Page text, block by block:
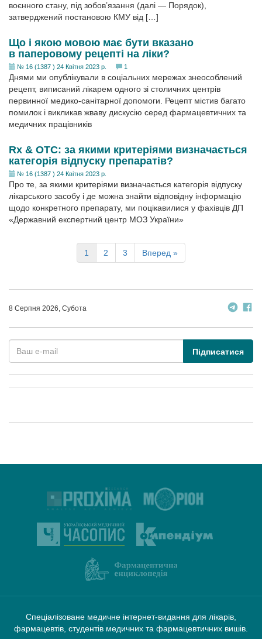
воєнного стану, під зобов’язання (далі — Порядок),
затверджений постановою КМУ від […]
Що і якою мовою має бути вказано
в паперовому рецепті на ліки?
№ 16 (1387 ) 24 Квітня 2023 р. 1
Днями ми опублікували в соціальних мережах знеособлений
рецепт, виписаний лікарем одного зі столичних центрів
первинної медико-санітарної допомоги. Рецепт містив багато
помилок і викликав жваву дискусію серед фармацевтичних та
медичних працівників
Rx & ОТС: за якими критеріями визначається
категорія відпуску препаратів?
№ 16 (1387 ) 24 Квітня 2023 р.
Про те, за якими критеріями визначається категорія відпуску
лікарського засобу і де можна знайти відповідну інформацію
щодо конкретного препарату, ми поцікавилися у фахівців ДП
«Державний експертний центр МОЗ України»
1 2 3 Вперед »
8 Серпня 2026, Субота
Підписатися
Спеціалізоване медичне інтернет-видання для лікарів,
фармацевтів, студентів медичних та фармацевтичних вишів.